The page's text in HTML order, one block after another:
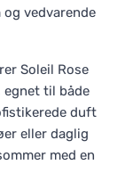
vedvarende
Soleil Rose
til både
duft
eller daglig
med en